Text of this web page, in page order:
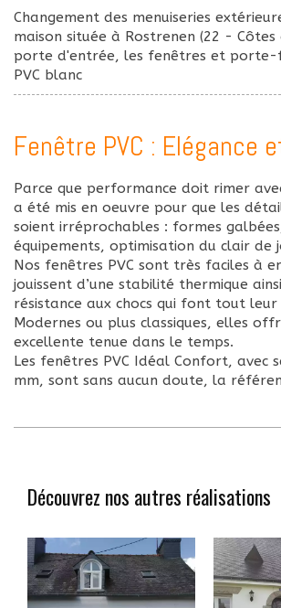
Changement des menuiseries
maison située à Rostrenen (22 - Côtes
porte d'entrée, les fenêtres et porte-
PVC blanc
Fenêtre PVC : Elégance
Parce que performance doit rimer
a été mis en oeuvre pour que les
soient irréprochables : formes
équipements, optimisation du clair de
Nos fenêtres PVC sont très faciles à
jouissent d’une stabilité thermique
résistance aux chocs qui font tout leur
Modernes ou plus classiques, elles
excellente tenue dans le temps.
Les fenêtres PVC Idéal Confort, avec
mm, sont sans aucun doute, la
Découvrez nos autres réalisations